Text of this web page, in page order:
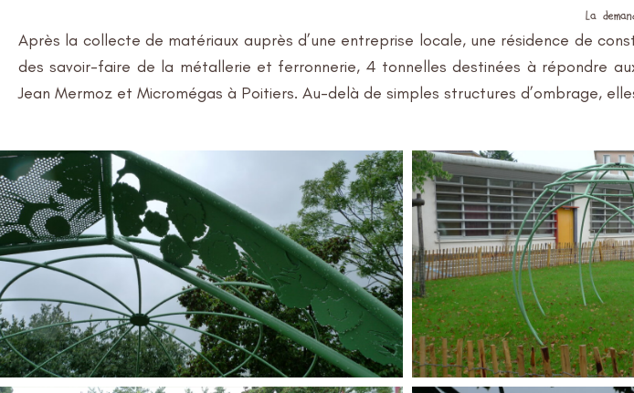
La
Après la collecte de matériaux auprès d’une entreprise locale, une résidence de
des savoir-faire de la métallerie et ferronnerie, 4 tonnelles destinées à répondre
Jean Mermoz et Micromégas à Poitiers. Au-delà de simples structures d’ombrage,